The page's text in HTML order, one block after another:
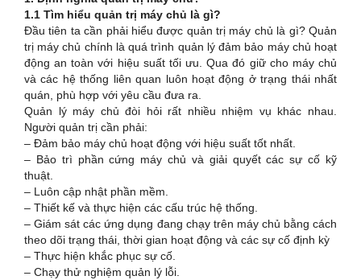
1.1 Tìm hiểu quản trị máy chủ là gì?
Đầu tiên ta cần phải hiểu được quản trị máy chủ là gì? Quản
trị máy chủ chính là quá trình quản lý đảm bảo máy chủ hoạt
động an toàn với hiệu suất tối ưu. Qua đó giữ cho máy chủ
và các hệ thống liên quan luôn hoạt động ở trạng thái nhất
quán, phù hợp với yêu cầu đưa ra.
Quản lý máy chủ đòi hỏi rất nhiều nhiệm vụ khác nhau.
Người quản trị cần phải:
– Đảm bảo máy chủ hoạt động với hiệu suất tốt nhất.
– Bảo trì phần cứng máy chủ và giải quyết các sự cố kỹ
thuật.
– Luôn cập nhật phần mềm.
– Thiết kế và thực hiện các cấu trúc hệ thống.
– Giám sát các ứng dụng đang chạy trên máy chủ bằng cách
theo dõi trạng thái, thời gian hoạt động và các sự cố định kỳ
– Thực hiện khắc phục sự cố.
– Chạy thử nghiệm quản lý lỗi.